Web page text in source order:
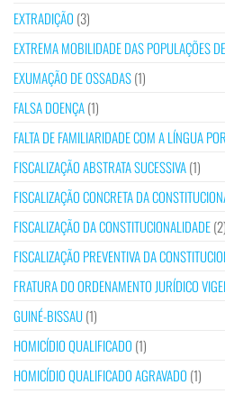
EXTRADIÇÃO (3)
EXTREMA MOBILIDADE DAS POPULAÇÕES
EXUMAÇÃO DE OSSADAS(1)
FALSA DOENÇA(1)
FALTA DE FAMILIARIDADE COM A LÍNGUA
FISCALIZAÇÃO ABSTRATA SUCESSIVA(1)
FISCALIZAÇÃO CONCRETA DA
FISCALIZAÇÃO DA CONSTITUCIONALIDADE(2)
FISCALIZAÇÃO PREVENTIVA DA
FRATURA DO ORDENAMENTO JURÍDICO
GUINÉ-BISSAU(1)
HOMICÍDIO QUALIFICADO (1)
HOMICÍDIO QUALIFICADO AGRAVADO (1)